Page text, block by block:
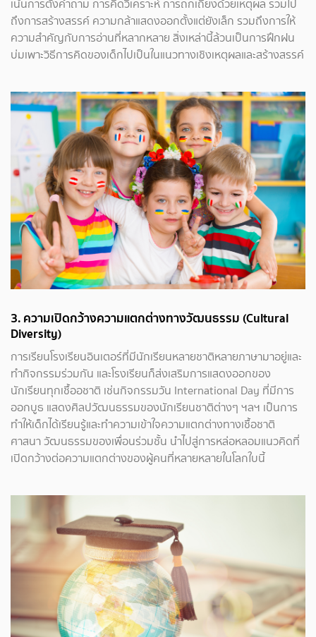
เน้นการตั้งคำถาม การคิดวิเคราะห์ การถกเถียงด้วยเหตุผล รวมไป
ถึงการสร้างสรรค์ ความกล้าแสดงออกตั้งแต่ยังเล็ก รวมถึงการให้
ความสำคัญกับการอ่านที่หลากหลาย สิ่งเหล่านี้ล้วนเป็นการฝึกฝน
บ่มเพาะวิธีการคิดของเด็กไปเป็นในแนวทางเชิงเหตุผลและสร้างสรรค์
3.ความเปิดกว้างความแตกต่างทางวัฒนธรรม (Cultural
Diversity)
การเรียนโรงเรียนอินเตอร์ที่มีนักเรียนหลายชาติหลายภาษามาอยู่และ
ทำกิจกรรมร่วมกัน และโรงเรียนก็ส่งเสริมการแสดงออกของ
นักเรียนทุกเชื้ออชาติ เช่นกิจกรรมวัน International Day ที่มีการ
ออกบูธ แสดงศิลปวัฒนธรรมของนักเรียนชาติต่างๆ ฯลฯ เป็นการ
ทำให้เด็กได้เรียนรู้และทำความเข้าใจความแตกต่างทางเชื้อชาติ
ศาสนา วัฒนธรรมของเพื่อนร่วมชั้น นำไปสู่การหล่อหลอมแนวคิดที่
เปิดกว้างต่อความแตกต่างของผู้คนที่หลายหลายในโลกใบนี้